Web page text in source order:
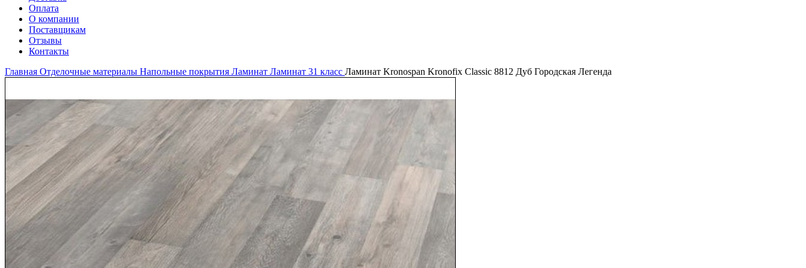
Оплата
О компании
Поставщикам
Отзывы
Контакты
Главная Отделочные материалы Напольные покрытия Ламинат Ламинат 31 класс Ламинат Kronospan Kronofix Classic 8812 Дуб Городская Легенда